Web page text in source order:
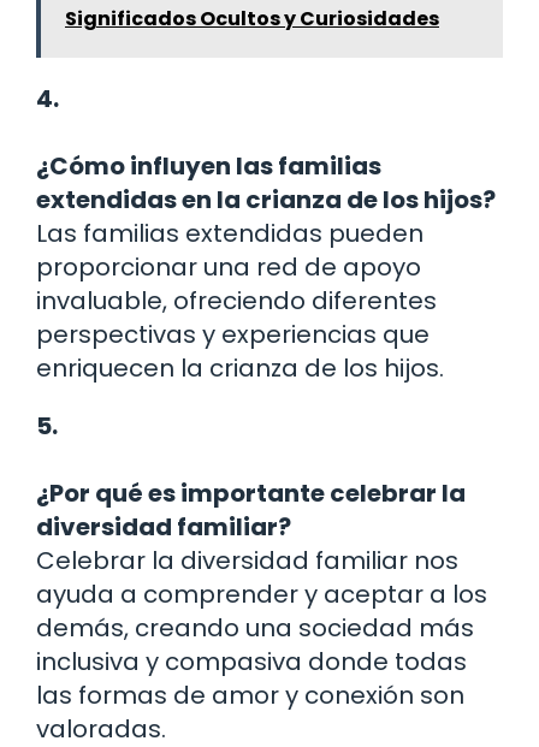
Significados Ocultos y Curiosidades
4.
¿Cómo influyen las familias
extendidas en la crianza de los hijos?
Las familias extendidas pueden
proporcionar una red de apoyo
invaluable, ofreciendo diferentes
perspectivas y experiencias que
enriquecen la crianza de los hijos.
5.
¿Por qué es importante celebrar la
diversidad familiar?
Celebrar la diversidad familiar nos
ayuda a comprender y aceptar a los
demás, creando una sociedad más
inclusiva y compasiva donde todas
las formas de amor y conexión son
valoradas.